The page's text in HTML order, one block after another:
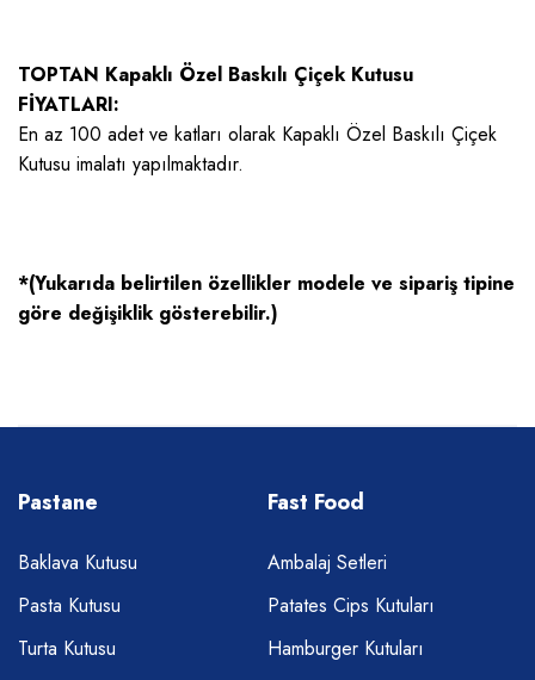
TOPTAN Kapaklı Özel Baskılı Çiçek Kutusu
FİYATLARI:
En az 100 adet ve katları olarak Kapaklı Özel Baskılı Çiçek
Kutusu imalatı yapılmaktadır.
*(Yukarıda belirtilen özellikler modele ve sipariş tipine
göre değişiklik gösterebilir.)
Pastane
Baklava Kutusu
Pasta Kutusu
Turta Kutusu
Fast Food
Ambalaj Setleri
Patates Cips Kutuları
Hamburger Kutuları